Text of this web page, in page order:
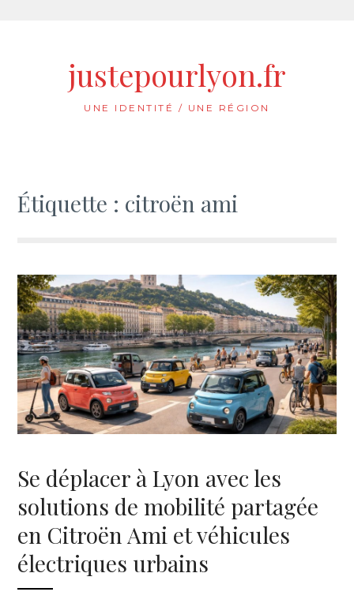
justepourlyon.fr
UNE IDENTITÉ / UNE RÉGION
Étiquette : citroën ami
Se déplacer à Lyon avec les
solutions de mobilité partagée
en Citroën Ami et véhicules
électriques urbains